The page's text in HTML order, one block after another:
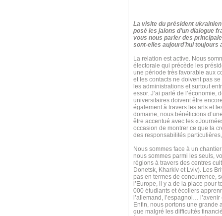
La visite du président
posé les jalons d’un dialogue
vous nous parler des
sont-elles aujourd’hui toujours
La relation est active. Nous
électorale qui précède les
une période très favorable aux
et les contacts ne doivent pas
les administrations et surtout
essor. J’ai parlé de l’économie,
universitaires doivent être
également à travers les arts et
domaine, nous bénéficions
être accentué avec les
occasion de montrer ce que la
des responsabilités
Nous sommes face à un
nous sommes parmi les seuls,
régions à travers des centres
Donetsk, Kharkiv et Lviv). Les
pas en termes de concurrence,
l’Europe, il y a de la place pour
000 étudiants et écoliers
l’allemand, l’espagnol…
Enfin, nous portons une grande
que malgré les difficultés